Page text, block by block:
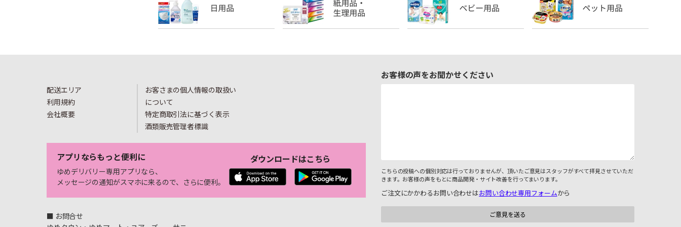
配送エリア
利用規約
会社概要
お客さまの個人情報の取扱い
について
特定商取引法に基づく表示
酒類販売管理者標識
アプリならもっと便利に
ゆめデリバリー専用アプリなら、
メッセージの通知がスマホに来るので、さらに便利。
ダウンロードはこちら
■ お問合せ
お客様の声をお聞かせください
こちらの投稿への個別対応は行っておりませんが、頂いたご意見はスタッフがすべて拝見させていただ
きます。お客様の声をもとに商品開発・サイト改善を行ってまいります。
ご注文にかかわるお問い合わせはお問い合わせ専用フォームから